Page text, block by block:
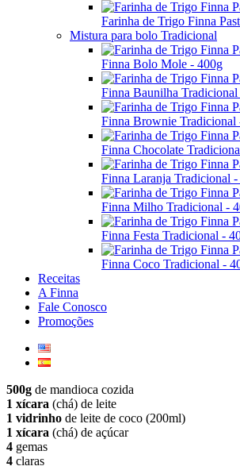
Farinha de Trigo Finna
Mistura para bolo Tradicional
Finna Bolo Mole - 400g
Finna Baunilha
Finna Brownie Tradicional
Finna Chocolate
Finna Laranja Tradicional
Finna Milho Tradicional -
Finna Festa Tradicional -
Finna Coco Tradicional -
Receitas
A Finna
Fale Conosco
Promoções
500g de mandioca cozida
1 xícara (chá) de leite
1 vidrinho de leite de coco (200ml)
1 xícara (chá) de açúcar
4 gemas
4 claras